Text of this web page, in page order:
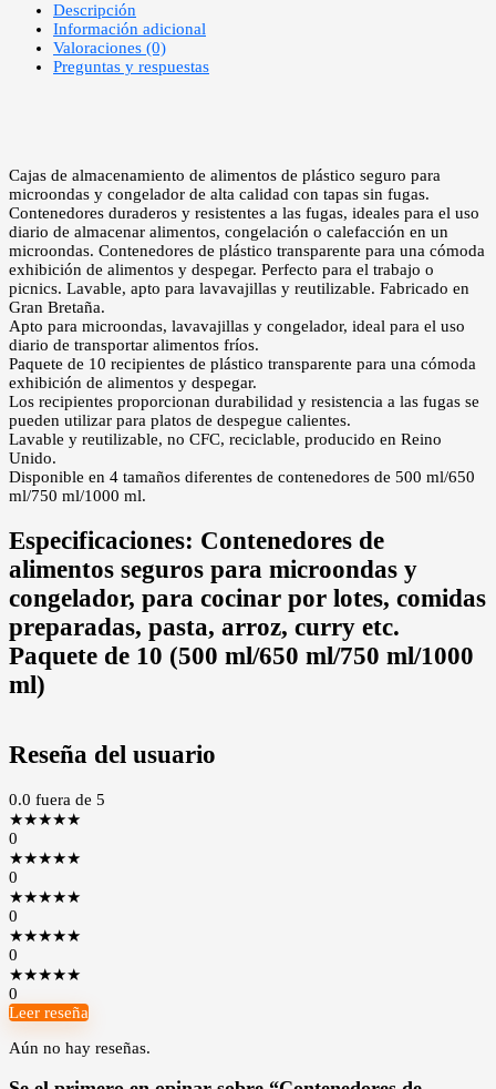
Descripción
Información adicional
Valoraciones (0)
Preguntas y respuestas
Cajas de almacenamiento de alimentos de plástico seguro para
microondas y congelador de alta calidad con tapas sin fugas.
Contenedores duraderos y resistentes a las fugas, ideales para el uso
diario de almacenar alimentos, congelación o calefacción en un
microondas. Contenedores de plástico transparente para una cómoda
exhibición de alimentos y despegar. Perfecto para el trabajo o
picnics. Lavable, apto para lavavajillas y reutilizable. Fabricado en
Gran Bretaña.
Apto para microondas, lavavajillas y congelador, ideal para el uso
diario de transportar alimentos fríos.
Paquete de 10 recipientes de plástico transparente para una cómoda
exhibición de alimentos y despegar.
Los recipientes proporcionan durabilidad y resistencia a las fugas se
pueden utilizar para platos de despegue calientes.
Lavable y reutilizable, no CFC, reciclable, producido en Reino
Unido.
Disponible en 4 tamaños diferentes de contenedores de 500 ml/650
ml/750 ml/1000 ml.
Especificaciones: Contenedores de
alimentos seguros para microondas y
congelador, para cocinar por lotes, comidas
preparadas, pasta, arroz, curry etc.
Paquete de 10 (500 ml/650 ml/750 ml/1000
ml)
Reseña del usuario
0.0 fuera de 5
★★★★★
0
★★★★★
0
★★★★★
0
★★★★★
0
★★★★★
0
Leer reseña
Aún no hay reseñas.